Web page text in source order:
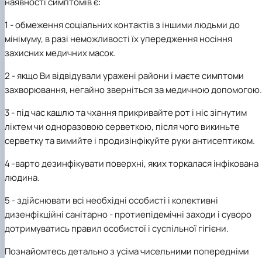
1 - обмеження соціальних контактів з іншими людьми до
мінімуму, в разі неможливості їх упередження носіння
захисних медичних масок.
2 - якщо Ви відвідували уражені райони і маєте симптоми
захворювання, негайно зверніться за медичною допомогою.
3 - під час кашлю та чхання прикривайте рот і ніс зігнутим
ліктем чи одноразовою серветкою, після чого викиньте
серветку та вимийте і продизінфікуйте руки антисептиком.
4 -варто дезинфікувати поверхні, яких торкалася інфікована
людина.
5 - здійснювати всі необхідні особисті і колективні
дизенфікційні санітарно - протиепідемічні заходи і суворо
дотримуватись правил особистої і суспільної гігієни.
Познайомтесь детально з усіма чисельними попередніми